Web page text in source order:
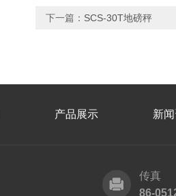
下一篇： SCS-30T地磅秤
产品展示 新
传真
86-